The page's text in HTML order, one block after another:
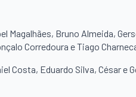
Magalhães, Bruno Almeida,
Corredoura e Tiago
Costa, Eduardo Silva, César e